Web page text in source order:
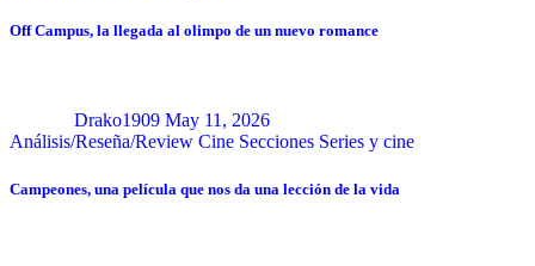
Off Campus, la llegada al olimpo de un nuevo romance
Drako1909 May 11, 2026
Análisis/Reseña/Review Cine Secciones Series y cine
Campeones, una película que nos da una lección de la vida